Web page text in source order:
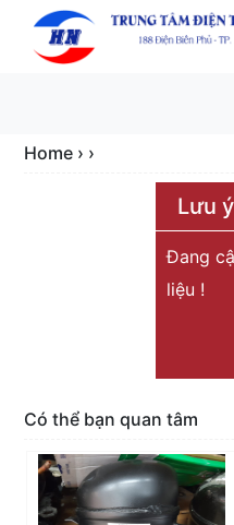
Home › ›
Lưu ý
Đang
liệu !
Có thể bạn quan tâm